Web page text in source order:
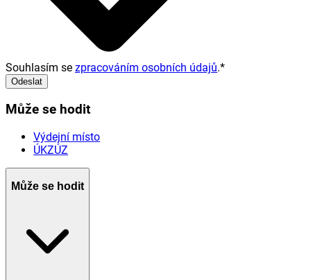
Souhlasím se zpracováním osobních údajů.*
Odeslat
Může se hodit
Výdejní místo
ÚKZÚZ
Může se hodit